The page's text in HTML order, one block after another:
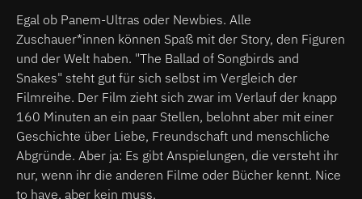
Egal ob Panem-Ultras oder Newbies. Alle
Zuschauer*innen können Spaß mit der Story, den Figuren
und der Welt haben. "The Ballad of Songbirds and
Snakes" steht gut für sich selbst im Vergleich der
Filmreihe. Der Film zieht sich zwar im Verlauf der knapp
160 Minuten an ein paar Stellen, belohnt aber mit einer
Geschichte über Liebe, Freundschaft und menschliche
Abgründe. Aber ja: Es gibt Anspielungen, die versteht ihr
nur, wenn ihr die anderen Filme oder Bücher kennt. Nice
to have, aber kein muss.